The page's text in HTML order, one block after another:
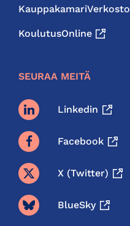
KauppakamariVerkosto
KoulutusOnline
SEURAA MEITÄ
Linkedin
Facebook
X (twitter)
BlueSky